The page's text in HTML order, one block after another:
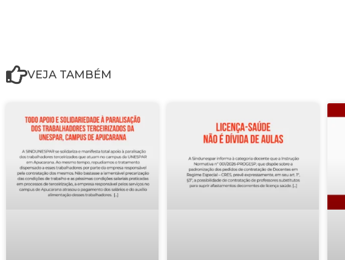
VEJA TAMBÉM